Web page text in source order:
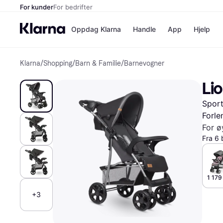
For kunderFor bedrifter
Oppdag Klarna
Betal nå
Betal i 3
Betal innen
Finansiering
Handle App Hjelp
Klarna/Shopping/Barn & Familie/Barnevogner
+3
For
Fra 6
1